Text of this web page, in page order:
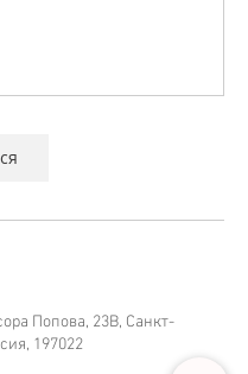
Попова, 23В, Санкт-
197022